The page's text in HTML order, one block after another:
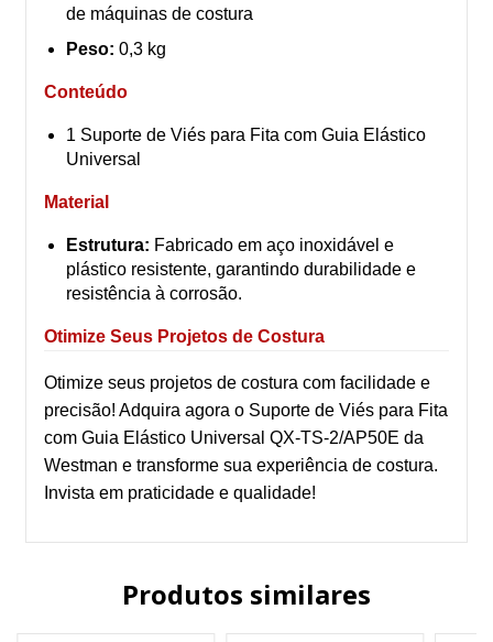
de máquinas de costura
Peso: 0,3 kg
Conteúdo
1 Suporte de Viés para Fita com Guia Elástico
Universal
Material
Estrutura: Fabricado em aço inoxidável e
plástico resistente, garantindo durabilidade e
resistência à corrosão.
Otimize Seus Projetos de Costura
Otimize seus projetos de costura com facilidade e
precisão! Adquira agora o Suporte de Viés para Fita
com Guia Elástico Universal QX-TS-2/AP50E da
Westman e transforme sua experiência de costura.
Invista em praticidade e qualidade!
Produtos similares